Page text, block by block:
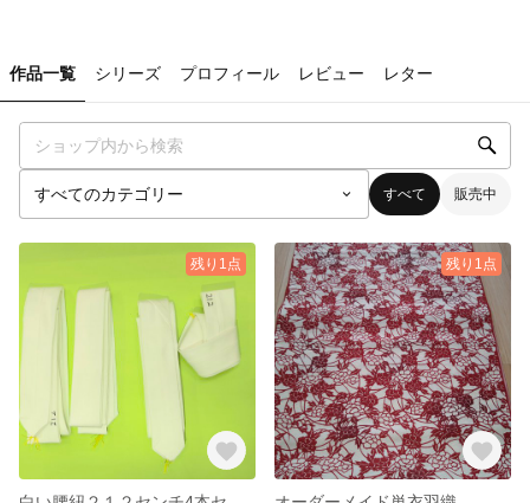
作品一覧 シリーズ プロフィール レビュー レター
すべて 販売中
残り1点 残り1点